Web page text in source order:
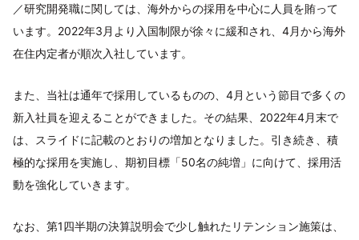
／研究開発職に関しては、海外からの採用を中心に人員を賄って
います。2022年3月より入国制限が徐々に緩和され、4月から海外
在住内定者が順次入社しています。
また、当社は通年で採用しているものの、4月という節目で多くの
新入社員を迎えることができました。その結果、2022年4月末で
は、スライドに記載のとおりの増加となりました。引き続き、積
極的な採用を実施し、期初目標「50名の純増」に向けて、採用活
動を強化していきます。
なお、第1四半期の決算説明会で少し触れたリテンション施策は、